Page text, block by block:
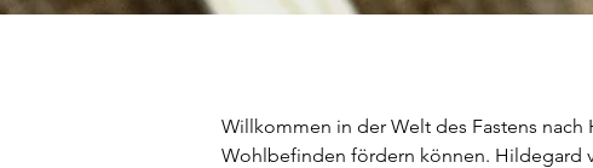
Willkommen in der Welt des Fastens
Wohlbefinden fördern können. Hildegard